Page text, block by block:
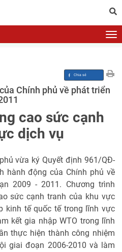
Chính phủ về phát triển
cao sức cạnh
dịch vụ
vừa ký Quyết định 961/QĐ-
hành động của Chính phủ về
2009 - 2011. Chương trình
sức cạnh tranh của khu vực
kinh tế quốc tế trong lĩnh vực
kết gia nhập WTO trong lĩnh
thực hiện thành công nhiệm
giai đoạn 2006-2010 và làm